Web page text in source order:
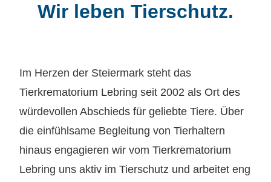
Wir leben Tierschutz.
Im Herzen der Steiermark steht das
Tierkrematorium Lebring seit 2002 als Ort des
würdevollen Abschieds für geliebte Tiere. Über
die einfühlsame Begleitung von Tierhaltern
hinaus engagieren wir vom Tierkrematorium
Lebring uns aktiv im Tierschutz und arbeitet eng